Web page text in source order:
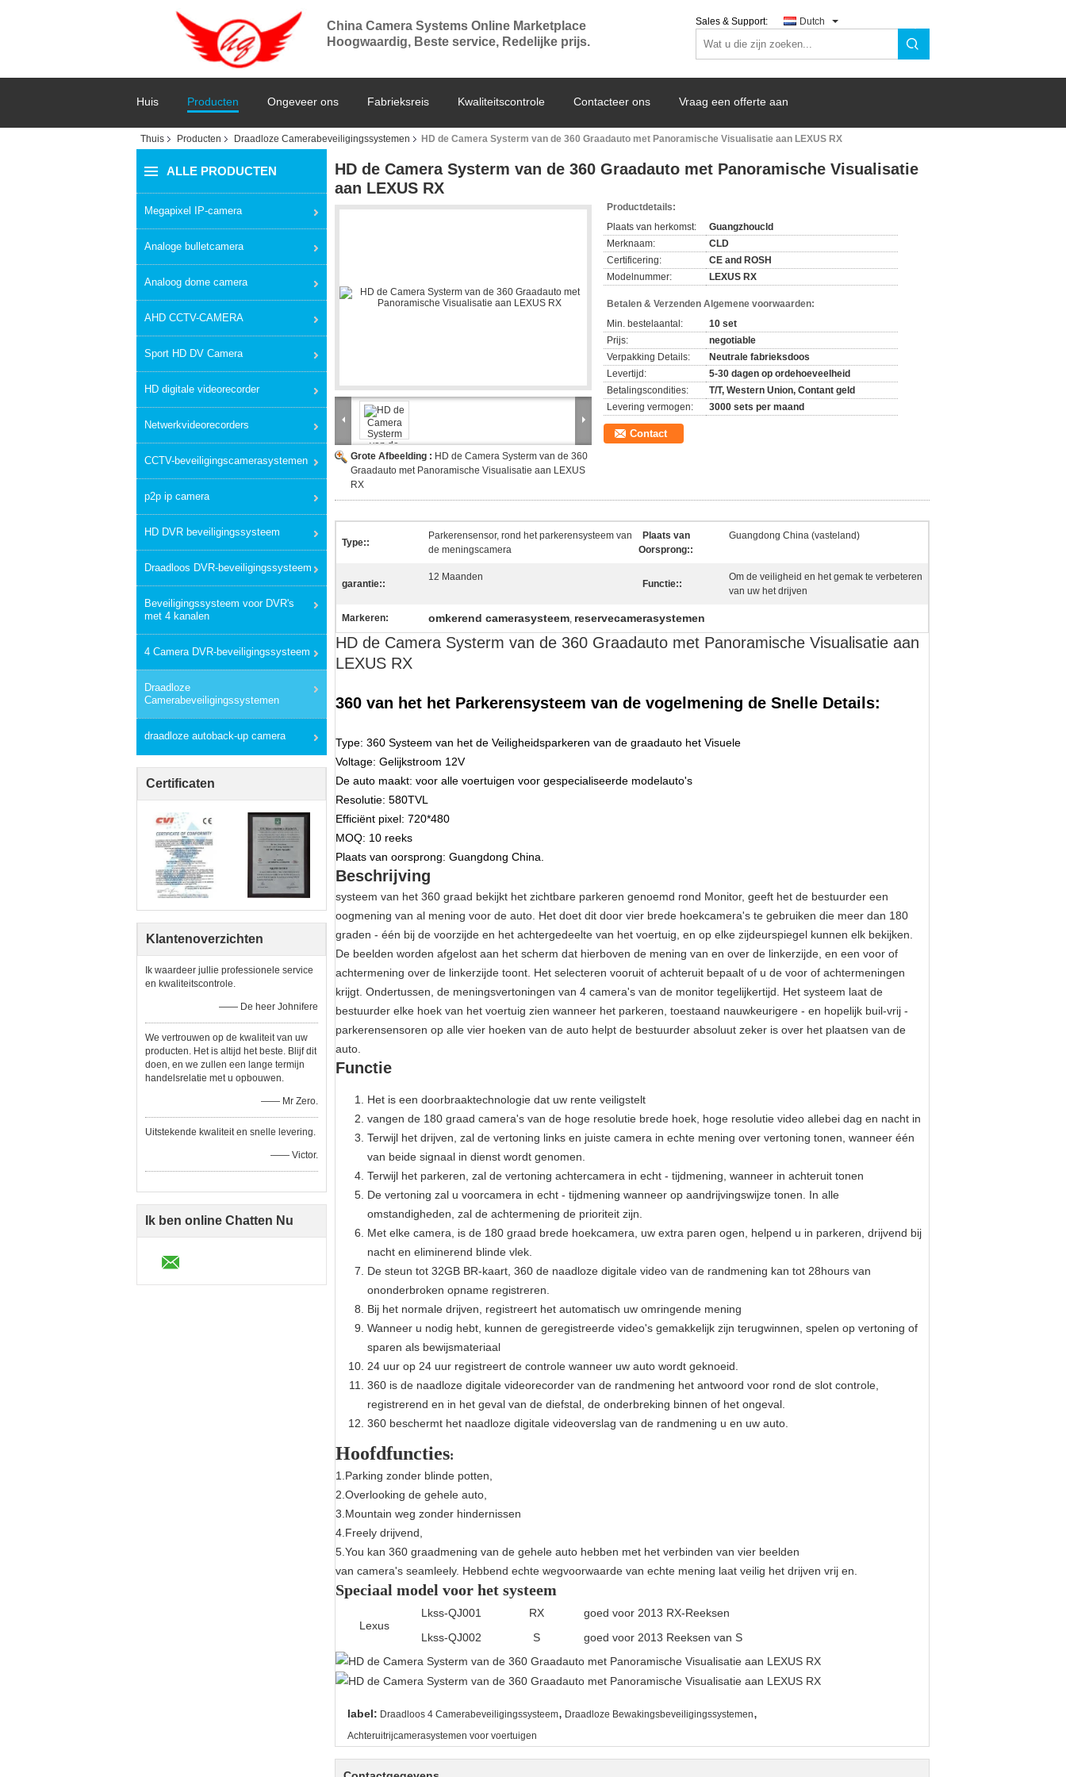
China Camera Systems Online Marketplace
Hoogwaardig, Beste service, Redelijke prijs.
Sales & Support: Dutch
Huis Producten Ongeveer ons Fabrieksreis Kwaliteitscontrole Contacteer ons Vraag een offerte aan
Thuis Producten Draadloze Camerabeveiligingssystemen HD de Camera Systerm van de 360 Graadauto met Panoramische Visualisatie aan LEXUS RX
ALLE PRODUCTEN
Megapixel IP-camera
Analoge bulletcamera
Analoog dome camera
AHD CCTV-CAMERA
Sport HD DV Camera
HD digitale videorecorder
Netwerkvideorecorders
CCTV-beveiligingscamerasystemen
p2p ip camera
HD DVR beveiligingssysteem
Draadloos DVR-beveiligingssysteem
Beveiligingssysteem voor DVR's
met 4 kanalen
4 Camera DVR-beveiligingssysteem
Draadloze
Camerabeveiligingssystemen
draadloze autoback-up camera
Certificaten
Klantenoverzichten
Ik waardeer jullie professionele service
en kwaliteitscontrole.
—— De heer Johnifere
We vertrouwen op de kwaliteit van uw
producten. Het is altijd het beste. Blijf dit
doen, en we zullen een lange termijn
handelsrelatie met u opbouwen.
—— Mr Zero.
Uitstekende kwaliteit en snelle levering.
—— Victor.
Ik ben online Chatten Nu
HD de Camera Systerm van de 360 Graadauto met Panoramische Visualisatie
aan LEXUS RX
Grote Afbeelding : HD de Camera Systerm van de 360
Graadauto met Panoramische Visualisatie aan LEXUS
RX
Productdetails:
Plaats van herkomst:
Guangzhoucld
Merknaam:
CLD
Certificering:
CE and ROSH
Modelnummer:
LEXUS RX
Betalen & Verzenden Algemene voorwaarden:
Min. bestelaantal:
10 set
Prijs:
negotiable
Verpakking Details:
Neutrale fabrieksdoos
Levertijd:
5-30 dagen op ordehoeveelheid
Betalingscondities:
T/T, Western Union, Contant geld
Levering vermogen:
3000 sets per maand
Contact
Type::
Parkerensensor, rond het parkerensysteem van
de meningscamera
Plaats van
Oorsprong::
Guangdong China (vasteland)
garantie::
12 Maanden
Functie::
Om de veiligheid en het gemak te verbeteren
van uw het drijven
Markeren: omkerend camerasysteem, reservecamerasystemen
HD de Camera Systerm van de 360 Graadauto met Panoramische Visualisatie aan
LEXUS RX
360 van het het Parkerensysteem van de vogelmening de Snelle Details:
Type: 360 Systeem van het de Veiligheidsparkeren van de graadauto het Visuele
Voltage: Gelijkstroom 12V
De auto maakt: voor alle voertuigen voor gespecialiseerde modelauto's
Resolutie: 580TVL
Efficiënt pixel: 720*480
MOQ: 10 reeks
Plaats van oorsprong: Guangdong China.
Beschrijving
systeem van het 360 graad bekijkt het zichtbare parkeren genoemd rond Monitor, geeft het de bestuurder een
oogmening van al mening voor de auto. Het doet dit door vier brede hoekcamera's te gebruiken die meer dan 180
graden - één bij de voorzijde en het achtergedeelte van het voertuig, en op elke zijdeurspiegel kunnen elk bekijken.
De beelden worden afgelost aan het scherm dat hierboven de mening van en over de linkerzijde, en een voor of
achtermening over de linkerzijde toont. Het selecteren vooruit of achteruit bepaalt of u de voor of achtermeningen
krijgt. Ondertussen, de meningsvertoningen van 4 camera's van de monitor tegelijkertijd. Het systeem laat de
bestuurder elke hoek van het voertuig zien wanneer het parkeren, toestaand nauwkeurigere - en hopelijk buil-vrij -
parkerensensoren op alle vier hoeken van de auto helpt de bestuurder absoluut zeker is over het plaatsen van de
auto.
Functie
Het is een doorbraaktechnologie dat uw rente veiligstelt
vangen de 180 graad camera's van de hoge resolutie brede hoek, hoge resolutie video allebei dag en nacht in
Terwijl het drijven, zal de vertoning links en juiste camera in echte mening over vertoning tonen, wanneer één
van beide signaal in dienst wordt genomen.
Terwijl het parkeren, zal de vertoning achtercamera in echt - tijdmening, wanneer in achteruit tonen
De vertoning zal u voorcamera in echt - tijdmening wanneer op aandrijvingswijze tonen. In alle
omstandigheden, zal de achtermening de prioriteit zijn.
Met elke camera, is de 180 graad brede hoekcamera, uw extra paren ogen, helpend u in parkeren, drijvend bij
nacht en eliminerend blinde vlek.
De steun tot 32GB BR-kaart, 360 de naadloze digitale video van de randmening kan tot 28hours van
ononderbroken opname registreren.
Bij het normale drijven, registreert het automatisch uw omringende mening
Wanneer u nodig hebt, kunnen de geregistreerde video's gemakkelijk zijn terugwinnen, spelen op vertoning of
sparen als bewijsmateriaal
24 uur op 24 uur registreert de controle wanneer uw auto wordt geknoeid.
360 is de naadloze digitale videorecorder van de randmening het antwoord voor rond de slot controle,
registrerend en in het geval van de diefstal, de onderbreking binnen of het ongeval.
360 beschermt het naadloze digitale videoverslag van de randmening u en uw auto.
Hoofdfuncties:
1.Parking zonder blinde potten,
2.Overlooking de gehele auto,
3.Mountain weg zonder hindernissen
4.Freely drijvend,
5.You kan 360 graadmening van de gehele auto hebben met het verbinden van vier beelden
van camera's seamleely. Hebbend echte wegvoorwaarde van echte mening laat veilig het drijven vrij en.
Speciaal model voor het systeem
Lexus
Lkss-QJ001 RX
goed voor 2013 RX-Reeksen
Lkss-QJ002
S goed voor 2013 Reeksen van S
label: Draadloos 4 Camerabeveiligingssysteem, Draadloze Bewakingsbeveiligingssystemen,
Achteruitrijcamerasystemen voor voertuigen